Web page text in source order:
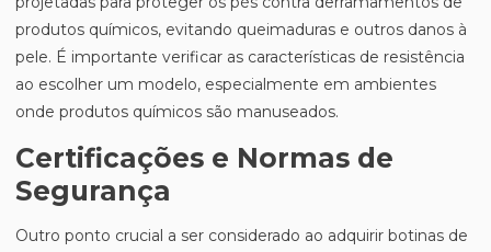
produtos químicos, evitando queimaduras e outros danos à
pele. É importante verificar as características de resistência
ao escolher um modelo, especialmente em ambientes
onde produtos químicos são manuseados.
Certificações e Normas de
Segurança
Outro ponto crucial a ser considerado ao adquirir botinas de